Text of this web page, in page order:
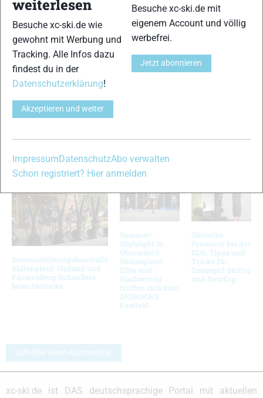
Ranger das Skirollern verbot. Nachdem sie unterwegs auch
mehrere Freunde getroffen hatten, erreichten sie am 11. Mai
das Ziel. Gespendet werden kann natürlich auch weiterhin.
Dazu empfiehlt sich das komplette Lesen ihres Blogs:
www.skiacrossamerica.com
Wir haben hier die besten Fotos der beiden in einer Galerie
Sommerleistungskontrolle
Skilanglauf: Heiland und
Fürstenberg Schnellste
beim Skirocks
Sommer-
Highlight in
Oberstdorf:
Skilanglauf-
Elite und
Nachwuchs
treffen sich zum
SKIROCKS
Festival
Skirocks
Premiere bei der
SLK: Tipps und
Tricks für
Concept2 SkiErg
und RowErg
Schreibe einen Kommentar
xc-ski.de ist DAS deutschsprachige Portal mit aktuellen
weiterlesen
Besuche xc-ski.de wie
gewohnt mit Werbung und
Tracking. Alle Infos dazu
findest du in der
Datenschutzerklärung!
Akzeptieren und weiter
Besuche xc-ski.de mit
eigenem Account und völlig
werbefrei.
Jetzt abonnieren
Impressum DatenschutzAbo verwalten
Schon registriert? Hier anmelden